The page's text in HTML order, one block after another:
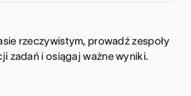
rzeczywistym, prowadź zespoły
zadań i osiągaj ważne wyniki.